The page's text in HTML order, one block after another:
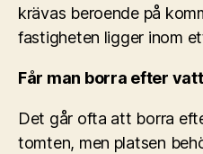
krävas beroende på
fastigheten ligger inom
Får man borra efter
Det går ofta att borra
tomten, men platsen